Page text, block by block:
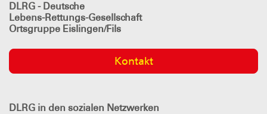
DLRG - Deutsche
Lebens-Rettungs-Gesellschaft
Ortsgruppe Eislingen/Fils
Kontakt
DLRG in den sozialen Netzwerken